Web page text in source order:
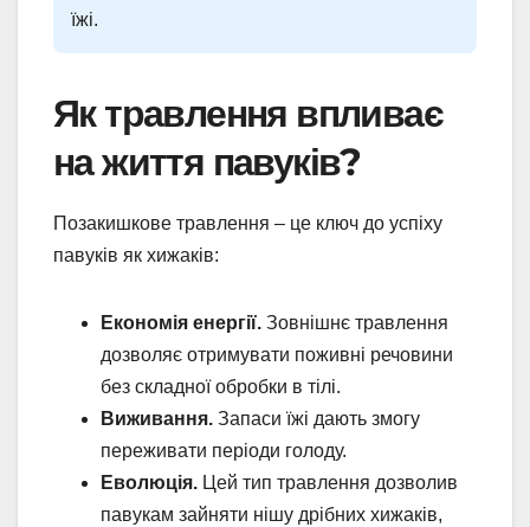
їжі.
Як травлення впливає
на життя павуків?
Позакишкове травлення – це ключ до успіху
павуків як хижаків:
Економія енергії. Зовнішнє травлення
дозволяє отримувати поживні речовини
без складної обробки в тілі.
Виживання. Запаси їжі дають змогу
переживати періоди голоду.
Еволюція. Цей тип травлення дозволив
павукам зайняти нішу дрібних хижаків,